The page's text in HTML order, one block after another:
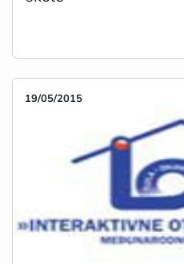
19/05/2015